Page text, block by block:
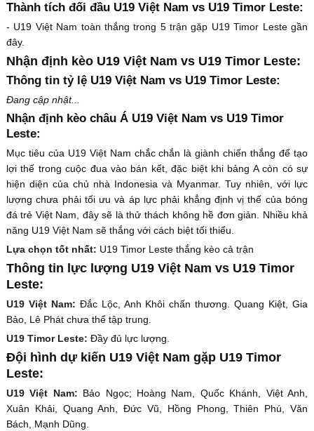
Thành tích đối đầu U19 Việt Nam vs U19 Timor Leste:
- U19 Việt Nam toàn thắng trong 5 trận gặp U19 Timor Leste gần
đây.
Nhận định kèo U19 Việt Nam vs U19 Timor Leste:
Thông tin tỷ lệ U19 Việt Nam vs U19 Timor Leste:
Đang cập nhật...
Nhận định kèo châu Á U19 Việt Nam vs U19 Timor
Leste:
Mục tiêu của U19 Việt Nam chắc chắn là giành chiến thắng để tạo
lợi thế trong cuộc đua vào bán kết, đặc biệt khi bảng A còn có sự
hiện diện của chủ nhà Indonesia và Myanmar. Tuy nhiên, với lực
lượng chưa phải tối ưu và áp lực phải khẳng định vị thế của bóng
đá trẻ Việt Nam, đây sẽ là thử thách không hề đơn giản. Nhiều khả
năng U19 Việt Nam sẽ thắng với cách biệt tối thiểu.
Lựa chọn tốt nhất: U19 Timor Leste thắng kèo cả trận
Thông tin lực lượng U19 Việt Nam vs U19 Timor
Leste:
U19 Việt Nam: Đắc Lộc, Anh Khôi chấn thương. Quang Kiệt, Gia
Bảo, Lê Phát chưa thể tập trung.
U19 Timor Leste: Đầy đủ lực lượng.
Đội hình dự kiến U19 Việt Nam gặp U19 Timor
Leste:
U19 Việt Nam: Bảo Ngọc; Hoàng Nam, Quốc Khánh, Việt Anh,
Xuân Khải, Quang Anh, Đức Vũ, Hồng Phong, Thiên Phú, Văn
Bách, Mạnh Dũng.